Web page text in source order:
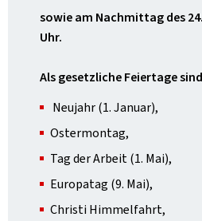
sowie am Nachmittag des
Uhr.
Als gesetzliche Feiertage
Neujahr (1. Januar),
Ostermontag,
Tag der Arbeit (1. Mai),
Europatag (9. Mai),
Christi Himmelfahrt,